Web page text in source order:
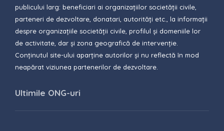
publicului larg: beneficiari ai organizațiilor societății civile,
parteneri de dezvoltare, donatari, autorități etc., la informații
despre organizațiile societății civile, profilul și domeniile lor
de activitate, dar și zona geografică de intervenție.
Conținutul site-ului aparține autorilor și nu reflectă în mod
neapărat viziunea partenerilor de dezvoltare.
Ultimile ONG-uri